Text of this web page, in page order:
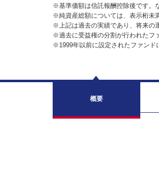
※基準価額は信託報酬控除後です。
※純資産総額については、表示桁未
※上記は過去の実績であり、将来の
※過去に受益権の分割が行われたフ
※1999年以前に設定されたファンド
概要